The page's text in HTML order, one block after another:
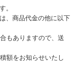
。
、商品代金の他に以下
もありますので、送
額をお知らせいたし